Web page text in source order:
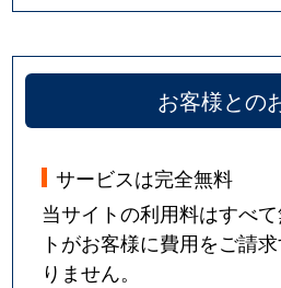
お客様との
サービスは完全無料
当サイトの利用料はすべ
トがお客様に費用をご請
りません。